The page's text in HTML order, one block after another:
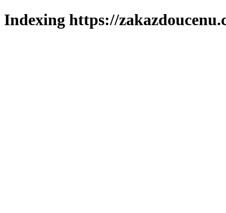
Indexing https://